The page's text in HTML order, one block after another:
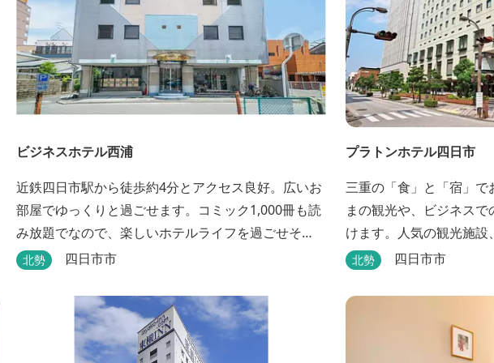
ビジネスホテル西浦
近鉄四日市駅から徒歩約4分とアクセス良好。広いお
部屋でゆっくりと過ごせます。コミック1,000冊も読
み放題でなので、楽しいホテルライフを過ごせそ
う。丁寧な接客も好評です。
北勢 四日市市
プラトンホテル四日市
三重の「食」と「宿」で
まの観光や、ビジネス
けます。人気の観光施
鈴鹿サーキットをご利用
みください。近鉄四日
通機関でのお越しにも大
北勢 四日市市